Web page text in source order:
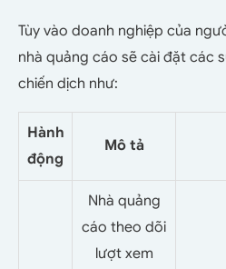
Tùy vào doanh nghiệp của
nhà quảng cáo sẽ cài đặt các
chiến dịch như:
Hành
động
Mô tả
Nhà quảng
cáo theo dõi
lượt xem